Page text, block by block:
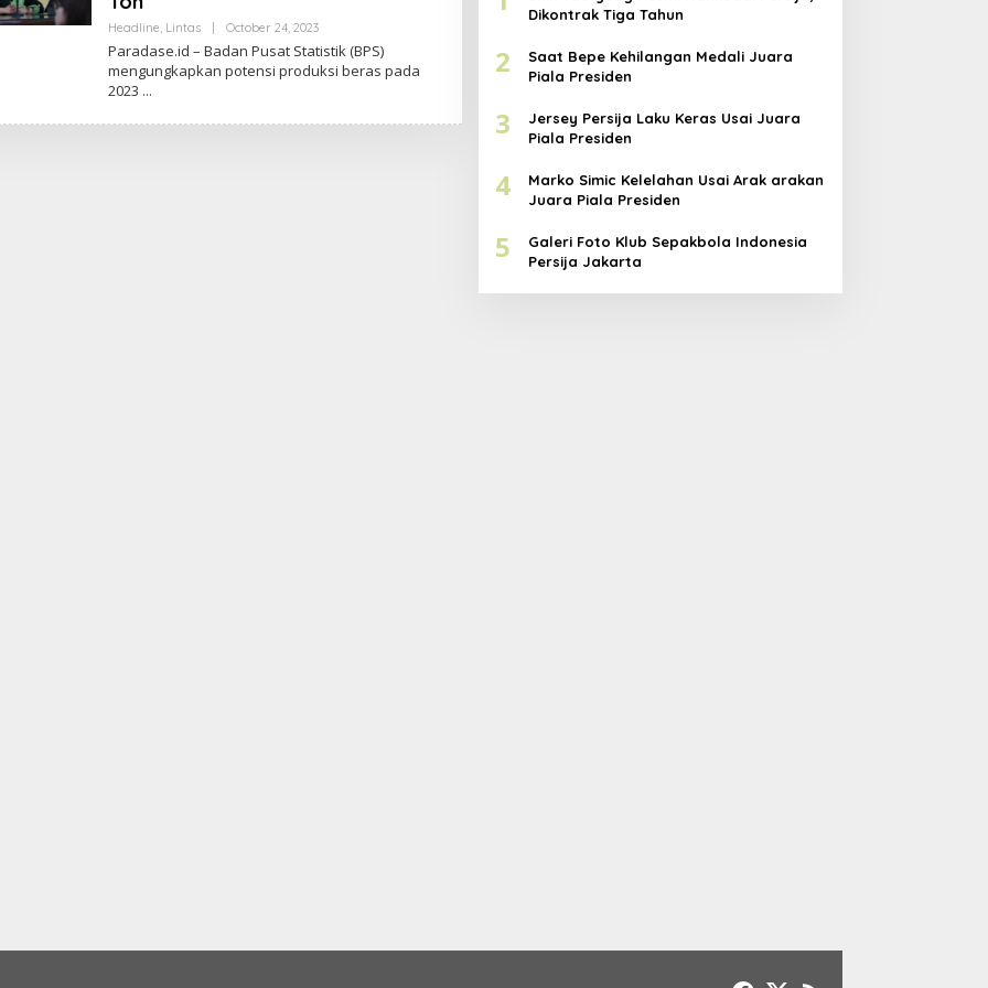
Headline, Lintas October 24, 2023B
Y
R
E
K
Paradase.id – Badan Pusat Statistik (BPS)
mengungkapkan potensi produksi beras pada
2023
Dikontrak Tiga Tahun
2
Saat Bepe Kehilangan Medali Juara
Piala Presiden
3
Jersey Persija Laku Keras Usai Juara
Piala Presiden
4
Marko Simic Kelelahan Usai Arak arakan
Juara Piala Presiden
5
Galeri Foto Klub Sepakbola Indonesia
Persija Jakarta